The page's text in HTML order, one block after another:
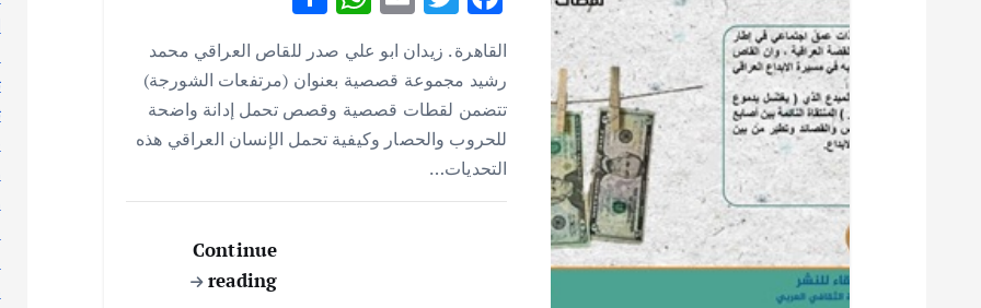
e
b
o
o
k
w
it
te
r
m
ai
l
at
s
A
p
h
ar
e
القاهرة . زيدان ابو علي صدر للقاص العراقي محمد
رشيد مجموعة قصصية بعنوان (مرتفعات الشورجة)
تتضمن لقطات قصصية وقصص تحمل إدانة واضحة
للحروب والحصار وكيفية تحمل الإنسان العراقي هذه
التحديات…
Continue
reading